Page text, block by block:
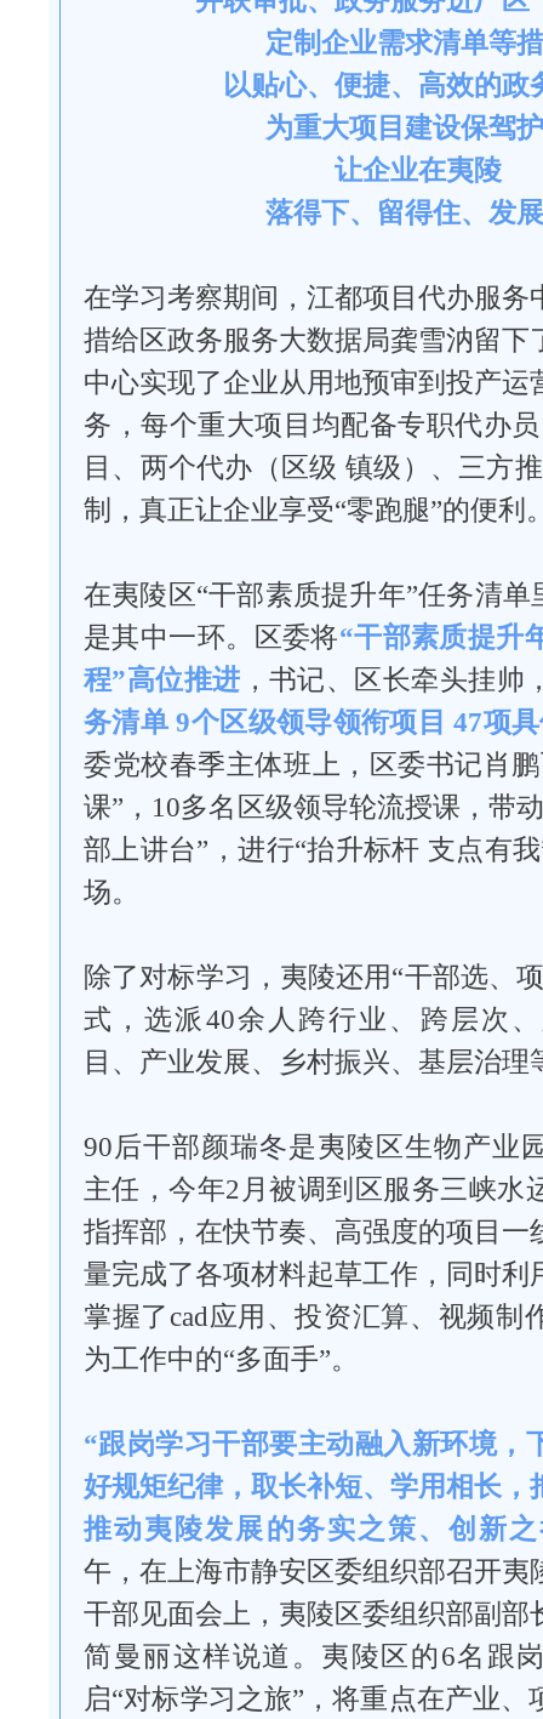
定制企业需求清单等
以贴心、便捷、高效的政
为重大项目建设保驾
让企业在夷陵
落得下、留得住、发
在学习考察期间，江都项目代办服务
措给区政务服务大数据局龚雪汭留下
中心实现了企业从用地预审到投产运
务，每个重大项目均配备专职代办
目、两个代办（区级 镇级）、三方
制，真正让企业享受“零跑腿”的便利
在夷陵区“干部素质提升年”任务清单
是其中一环。区委将“干部素质提升
程”高位推进 ，书记、区长牵头挂帅
务清单 9个区级领导领衔项目 47项
委党校春季主体班上，区委书记肖
课”，10多名区级领导轮流授课，带
部上讲台”，进行“抬升标杆 支点有
场。
除了对标学习，夷陵还用“干部选、
式，选派40余人跨行业、跨层次
目、产业发展、乡村振兴、基层治理
90后干部颜瑞冬是夷陵区生物产业
主任，今年2月被调到区服务三峡水
指挥部，在快节奏、高强度的项目一
量完成了各项材料起草工作，同时利
掌握了cad应用、投资汇算、视频制
为工作中的“多面手”。
“跟岗学习干部要主动融入新环境，
好规矩纪律，取长补短、学用相长，
推动夷陵发展的务实之策、创新
午，在上海市静安区委组织部召开夷
干部见面会上，夷陵区委组织部副部
简曼丽这样说道。夷陵区的6名跟
启“对标学习之旅”，将重点在产业、